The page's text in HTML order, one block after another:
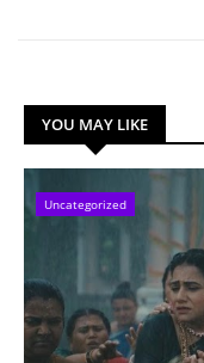
YOU MAY LIKE
Uncategorized